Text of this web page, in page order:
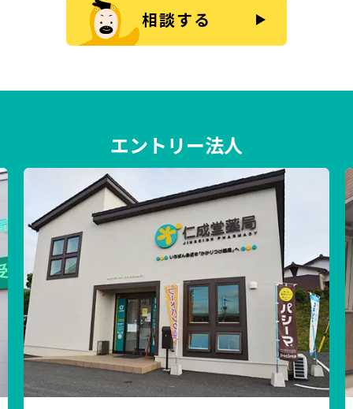
相談する
エントリー法人